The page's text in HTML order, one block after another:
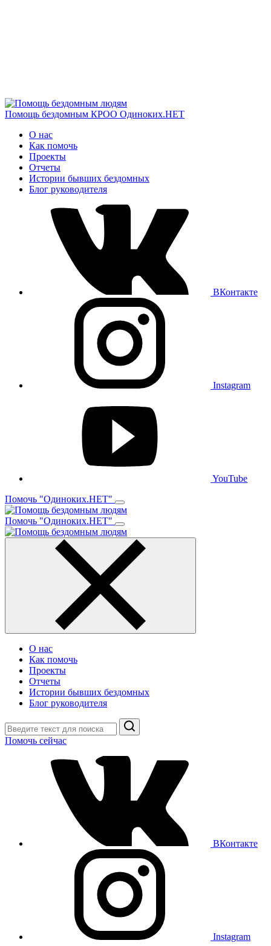
Помощь бездомным КРОО Одиноких.НЕТ
О нас
Как помочь
Проекты
Отчеты
Истории бывших бездомных
Блог руководителя
ВКонтакте
Instagram
YouTube
Помочь "Одиноких.НЕТ"
Помочь "Одиноких.НЕТ"
О нас
Как помочь
Проекты
Отчеты
Истории бывших бездомных
Блог руководителя
Поиск
Помочь сейчас
ВКонтакте
Instagram